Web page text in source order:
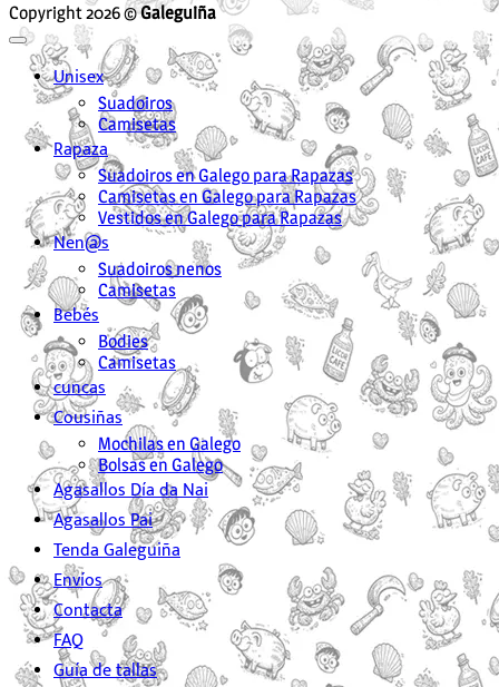
Copyright 2026 ©Galeguiña
Unisex
Suadoiros
Camisetas
Rapaza
Suadoiros en Galego para Rapazas
Camisetas en Galego para Rapazas
Vestidos en Galego para Rapazas
Nen@s
Suadoiros nenos
Camisetas
Bebés
Bodies
Camisetas
cuncas
Cousiñas
Mochilas en Galego
Bolsas en Galego
Agasallos Día da Nai
Agasallos Pai
Tenda Galeguiña
Envíos
Contacta
FAQ
Guía de tallas